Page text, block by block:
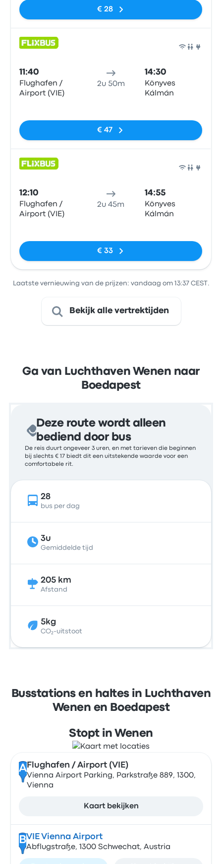
€ 28
11:40
Flughafen /
Airport (VIE)
2u 50m
14:30
Könyves
Kálmán
€ 47
12:10
Flughafen /
Airport (VIE)
2u 45m
14:55
Könyves
Kálmán
€ 33
Laatste vernieuwing van de prijzen: vandaag om 13:37 CEST.
Bekijk alle vertrektijden
Ga van Luchthaven Wenen naar
Boedapest
Deze route wordt alleen
bediend door bus
De reis duurt ongeveer 3 uren, en met tarieven die beginnen
bij slechts € 17 biedt dit een uitstekende waarde voor een
comfortabele rit.
28
bus per dag
3u
Gemiddelde tijd
205 km
Afstand
5kg
CO₂-uitstoot
Busstations en haltes in Luchthaven
Wenen en Boedapest
Stopt in Wenen
A Flughafen / Airport (VIE)
Vienna Airport Parking, Parkstraße 889, 1300,
Vienna
Kaart bekijken
BVIE Vienna Airport
Abflugstraße, 1300 Schwechat, Austria